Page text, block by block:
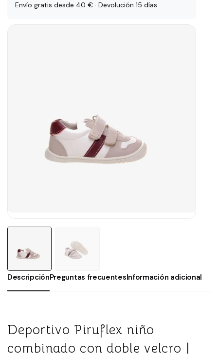
Envío gratis desde 40 € · Devolución 15 días
DescripciónPreguntas frecuentesInformación adicional
Deportivo Piruflex niño
combinado con doble velcro |